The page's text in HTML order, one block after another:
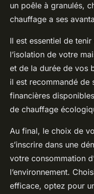
un poêle à granulés,
chauffage a ses
Il est essentiel de
l’isolation de votre
et de la durée de vos
il est recommandé de
financières
de chauffage
Au final, le choix de
s’inscrire dans une
votre consommation
l’environnement.
efficace, optez pour